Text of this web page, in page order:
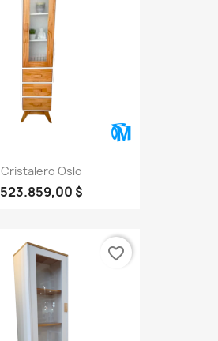
Cristalero Oslo
523.859,00 $
favorite_border